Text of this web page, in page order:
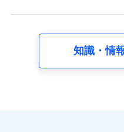
8.取引先個人情報
取引先としての選定業務、
知識・情